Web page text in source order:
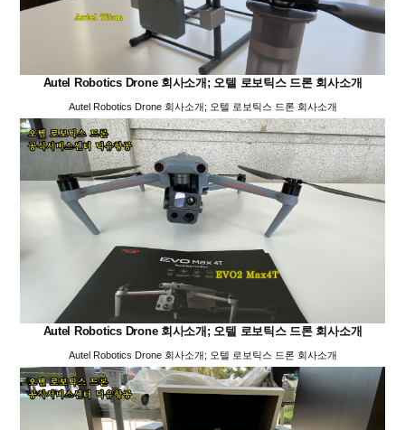
Autel Robotics Drone 회사소개; 오텔 로보틱스 드론 회사소개
Autel Robotics Drone 회사소개; 오텔 로보틱스 드론 회사소개
Autel Robotics Drone 회사소개; 오텔 로보틱스 드론 회사소개
Autel Robotics Drone 회사소개; 오텔 로보틱스 드론 회사소개